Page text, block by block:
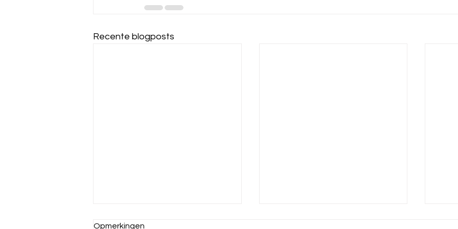
Recente blogposts
Opmerkingen